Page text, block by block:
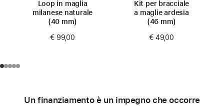
Loop in maglia
milanese naturale
(40 mm)
€ 99,00
Kit per bracciale
a maglie ardesia
(46 mm)
€ 49,00
Un finanziamento è un impegno che occorre